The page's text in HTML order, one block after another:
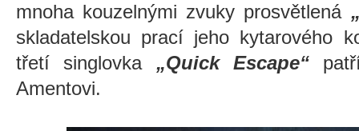
mnoha kouzelnými zvuky prosvětlená
skladatelskou prací jeho kytarového
třetí singlovka „Quick Escape“patří
Amentovi.